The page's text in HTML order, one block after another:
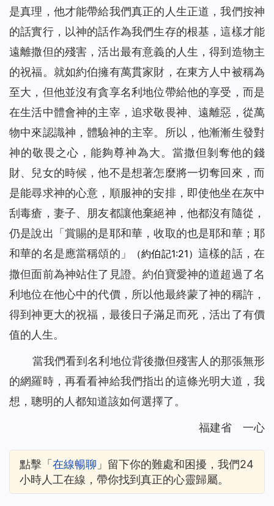
是真理，他才能帶給我們真正的人生正道，我們按神
的話實行，以神的話作為我們生存的根基，這樣才能
遠離撒但的殘害，活出最有意義的人生，得到造物主
的祝福。就如約伯擁有萬貫家財，在東方人中被稱為
至大，但他並沒有貪享名利地位帶給他的享受，而是
在生活中體會神的主宰，追求敬畏神、遠離惡，從萬
物中來認識神，體驗神的主宰。所以，他漸漸生發對
神的敬畏之心，能夠尊神為大。當撒但剝奪他的錢
財、兒女的時候，他不是想著怎麼將一切奪回來，而
是能尋求神的心意，順服神的安排，即使他坐在灰中
刮毒瘡，妻子、朋友都讓他棄絕神，他都沒有隨從，
仍是說出「賞賜的是耶和華，收取的也是耶和華；耶
和華的名是應當稱頌的」
（約伯記1:21）這樣的話，在
撒但面前為神站住了見證。約伯寶愛神的道超過了名
利地位在他心中的代價，所以他最終蒙了神的稱許，
得到神更大的祝福，最後日子滿足而死，活出了有價
值的人生。
當我們看到名利地位背後撒但殘害人的那張無形
的網羅時，再看看神給我們指出的這條光明大道，我
想，聰明的人都知道該如何選擇了。
福建省 一心
點擊「 在線暢聊 」留下你的難處和困擾，我們24
小時人工在線，帶你找到真正的心靈歸屬。